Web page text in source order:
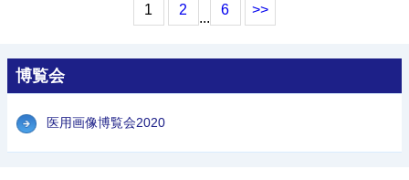
1 2
...
6 >>
博覧会
医用画像博覧会2020